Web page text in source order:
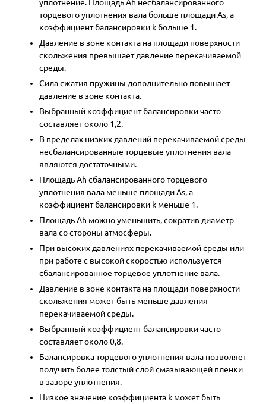
уплотнение. Площадь Ah несбалансированного
торцевого уплотнения вала больше площади As, а
коэффициент балансировки k больше 1.
Давление в зоне контакта на площади поверхности
скольжения превышает давление перекачиваемой
среды.
Сила сжатия пружины дополнительно повышает
давление в зоне контакта.
Выбранный коэффициент балансировки часто
составляет около 1,2.
В пределах низких давлений перекачиваемой среды
несбалансированные торцевые уплотнения вала
являются достаточными.
Площадь Ah сбалансированного торцевого
уплотнения вала меньше площади As, а
коэффициент балансировки k меньше 1.
Площадь Ah можно уменьшить, сократив диаметр
вала со стороны атмосферы.
При высоких давлениях перекачиваемой среды или
при работе с высокой скоростью используется
сбалансированное торцевое уплотнение вала.
Давление в зоне контакта на площади поверхности
скольжения может быть меньше давления
перекачиваемой среды.
Выбранный коэффициент балансировки часто
составляет около 0,8.
Балансировка торцевого уплотнения вала позволяет
получить более толстый слой смазывающей пленки
в зазоре уплотнения.
Низкое значение коэффициента k может быть